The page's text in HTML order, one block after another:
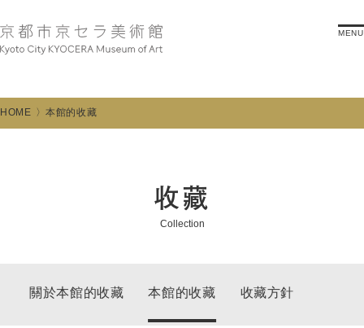
MENU
HOME 本館的收藏
收藏
Collection
關於本館的收藏 本館的收藏 收藏方針